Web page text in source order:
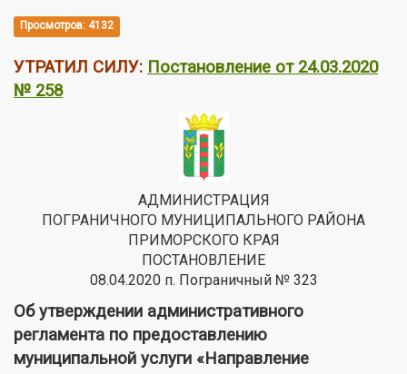
Просмотров: 4132
УТРАТИЛ СИЛУ: Постановление от 24.03.2020
№ 258
АДМИНИСТРАЦИЯ
ПОГРАНИЧНОГО МУНИЦИПАЛЬНОГО РАЙОНА
ПРИМОРСКОГО КРАЯ
ПОСТАНОВЛЕНИЕ
08.04.2020 п. Пограничный № 323
Об утверждении административного
регламента по предоставлению
муниципальной услуги «Направление